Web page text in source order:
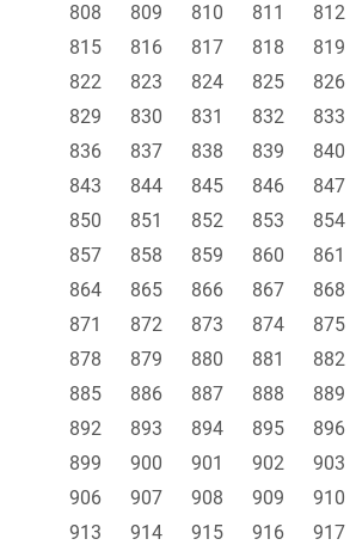
808
809 810 811 812
815
816 817 818 819
822
823 824 825 826
829
830 831 832 833
836
837 838 839 840
843
844 845 846 847
850
851 852 853 854
857
858 859 860 861
864
865 866 867 868
871
872 873 874 875
878
879 880 881 882
885
886 887 888 889
892
893 894 895 896
899
900 901 902 903
906
907 908 909 910
913
914 915 916 917